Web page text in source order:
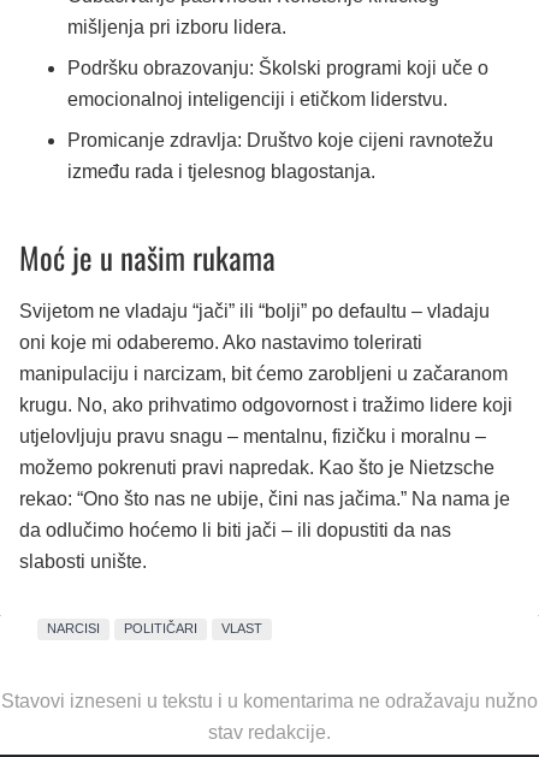
mišljenja pri izboru lidera.
Podršku obrazovanju: Školski programi koji uče o
emocionalnoj inteligenciji i etičkom liderstvu.
Promicanje zdravlja: Društvo koje cijeni ravnotežu
između rada i tjelesnog blagostanja.
Moć je u našim rukama
Svijetom ne vladaju “jači” ili “bolji” po defaultu – vladaju
oni koje mi odaberemo. Ako nastavimo tolerirati
manipulaciju i narcizam, bit ćemo zarobljeni u začaranom
krugu. No, ako prihvatimo odgovornost i tražimo lidere koji
utjelovljuju pravu snagu – mentalnu, fizičku i moralnu –
možemo pokrenuti pravi napredak. Kao što je Nietzsche
rekao: “Ono što nas ne ubije, čini nas jačima.” Na nama je
da odlučimo hoćemo li biti jači – ili dopustiti da nas
slabosti unište.
NARCISI POLITIČARI VLAST
Stavovi izneseni u tekstu i u komentarima ne odražavaju nužno
stav redakcije.